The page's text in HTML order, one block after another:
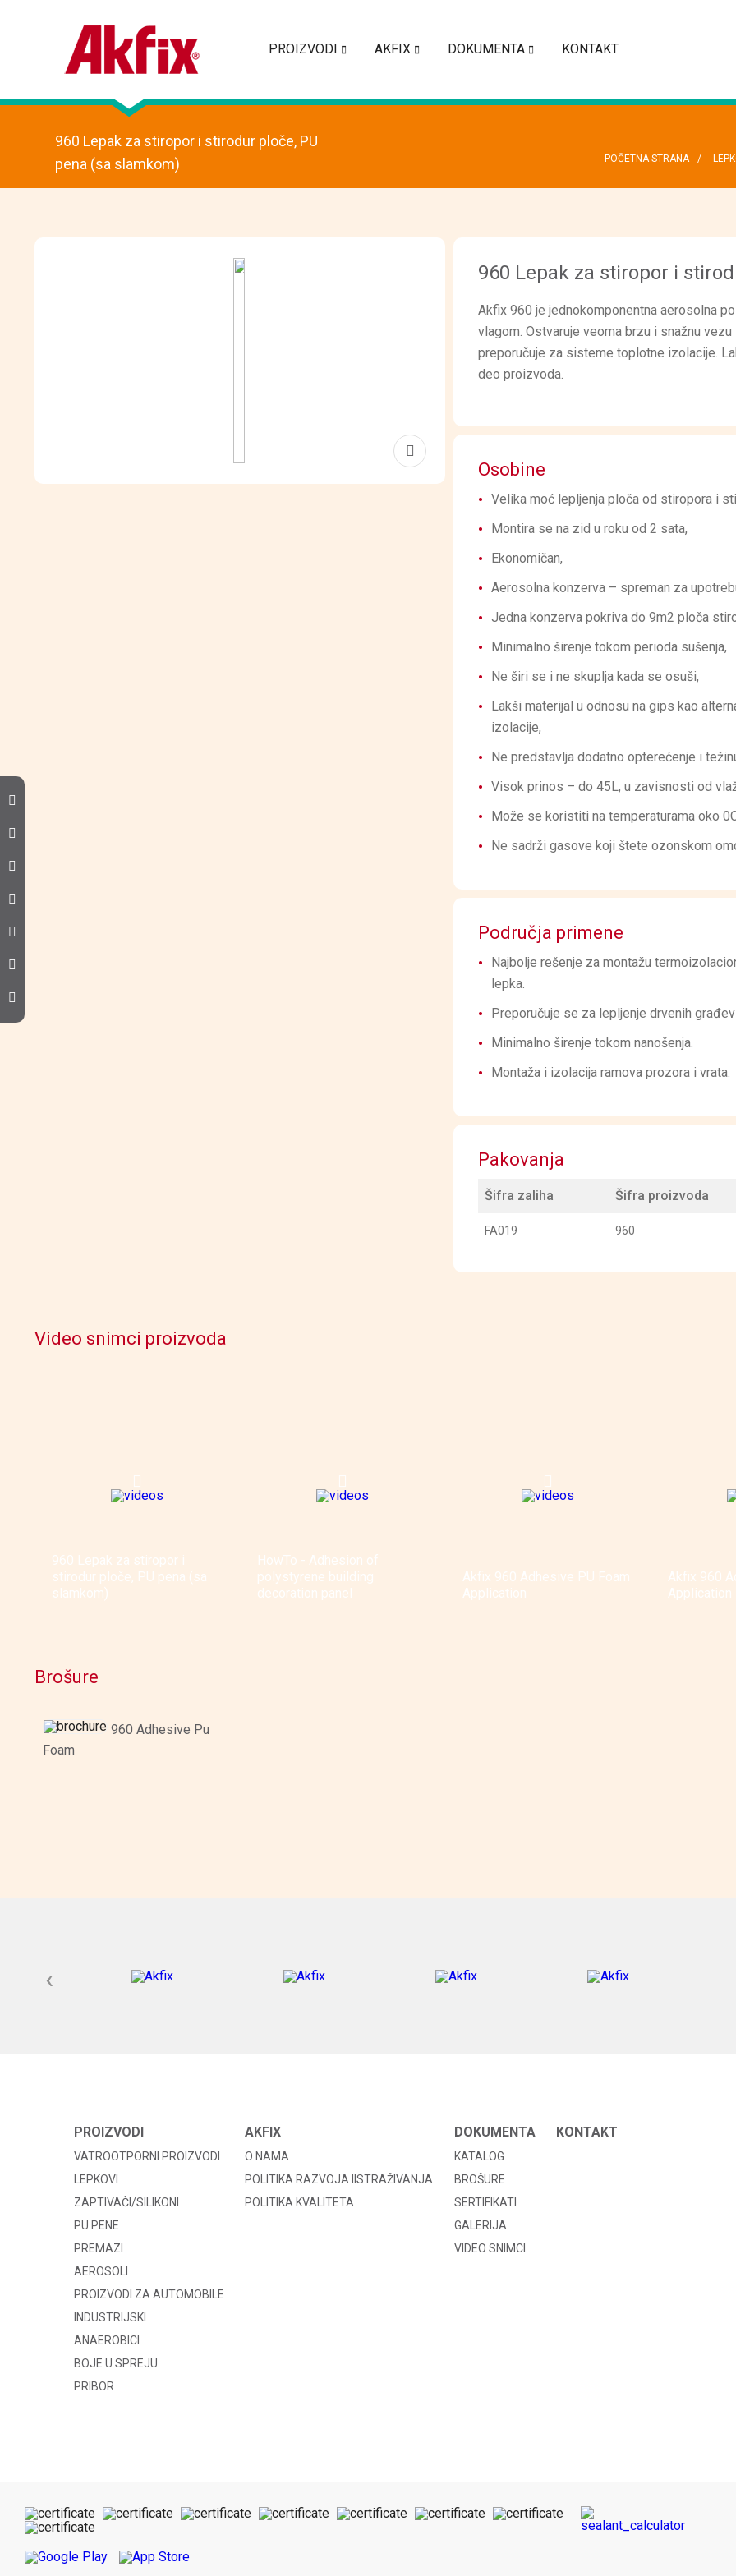
PROIZVODI AKFIX DOKUMENTA KONTAKT
960 Lepak za stiropor i stirodur ploče, PU
pena (sa slamkom)
POČETNA STRANA
960 Lepak za stiropor i
Akfix 960 je jednokomponentna aerosolna
vlagom. Ostvaruje veoma brzu i snažnu
preporučuje za sisteme toplotne izolacije.
deo proizvoda.
Osobine
Velika moć lepljenja ploča od stiropora i
Montira se na zid u roku od 2 sata,
Ekonomičan,
Aerosolna konzerva – spreman za
Jedna konzerva pokriva do 9m2 ploča
Minimalno širenje tokom perioda sušenja,
Ne širi se i ne skuplja kada se osuši,
Lakši materijal u odnosu na gips kao
izolacije,
Ne predstavlja dodatno opterećenje i
Visok prinos – do 45L, u zavisnosti od
Može se koristiti na temperaturama oko
Ne sadrži gasove koji štete ozonskom
Područja primene
Najbolje rešenje za montažu
lepka.
Preporučuje se za lepljenje drvenih
Minimalno širenje tokom nanošenja.
Montaža i izolacija ramova prozora i vrata.
Pakovanja
Šifra zaliha Šifra proizvoda
FA019 960
Video snimci proizvoda
960 Lepak za stiropor i
stirodur ploče, PU pena (sa
slamkom)
HowTo - Adhesion of
polystyrene building
decoration panel
Akfix 960 Adhesive PU Foam
Application
Akfix 960
Application
Brošure
960 Adhesive Pu
Foam
‹
PROIZVODI
VATROOTPORNI PROIZVODI
LEPKOVI
ZAPTIVAČI/SILIKONI
PU PENE
PREMAZI
AEROSOLI
PROIZVODI ZA AUTOMOBILE
INDUSTRIJSKI
ANAEROBICI
BOJE U SPREJU
PRIBOR
AKFIX
O NAMA
POLITIKA RAZVOJA IISTRAŽIVANJA
POLITIKA KVALITETA
DOKUMENTA
KATALOG
BROŠURE
SERTIFIKATI
GALERIJA
VIDEO SNIMCI
KONTAKT